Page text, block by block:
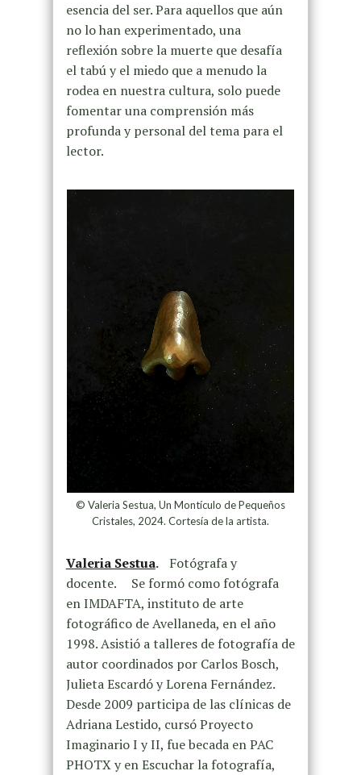
esencia del ser. Para aquellos que aún
no lo han experimentado, una
reflexión sobre la muerte que desafía
el tabú y el miedo que a menudo la
rodea en nuestra cultura, solo puede
fomentar una comprensión más
profunda y personal del tema para el
lector.
© Valeria Sestua, Un Montículo de Pequeños
Cristales, 2024. Cortesía de la artista.
Valeria Sestua. Fotógrafa y
docente. Se formó como fotógrafa
en IMDAFTA, instituto de arte
fotográfico de Avellaneda, en el año
1998. Asistió a talleres de fotografía de
autor coordinados por Carlos Bosch,
Julieta Escardó y Lorena Fernández.
Desde 2009 participa de las clínicas de
Adriana Lestido, cursó Proyecto
Imaginario I y II, fue becada en PAC
PHOTX y en Escuchar la fotografía,